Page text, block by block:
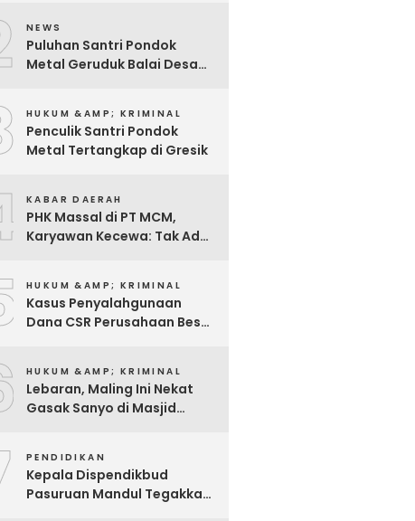
NEWS
Puluhan Santri Pondok
Metal Geruduk Balai Desa
HUKUM &AMP; KRIMINAL
Penculik Santri Pondok
Metal Tertangkap di Gresik
KABAR DAERAH
PHK Massal di PT MCM,
Karyawan Kecewa: Tak Ada
HUKUM &AMP; KRIMINAL
Kasus Penyalahgunaan
Dana CSR Perusahaan Besar
HUKUM &AMP; KRIMINAL
Lebaran, Maling Ini Nekat
Gasak Sanyo di Masjid
PENDIDIKAN
Kepala Dispendikbud
Pasuruan Mandul Tegakkan